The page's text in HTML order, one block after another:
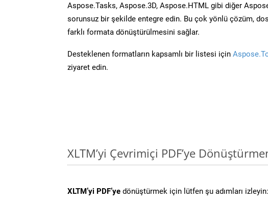
Aspose.Tasks, Aspose.3D, Aspose.HTML gibi diğer
sorunsuz bir şekilde entegre edin. Bu çok yönlü çözüm,
farklı formata dönüştürülmesini sağlar.
Desteklenen formatların kapsamlı bir listesi için
ziyaret edin.
XLTM’yi Çevrimiçi PDF’ye
XLTM’yi PDF’ye dönüştürmek için lütfen şu adımları izleyin: